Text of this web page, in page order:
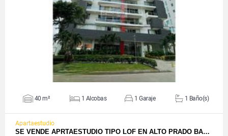
VER DETALLES
40 m² 1 Alcobas 1 Garaje 1 Baño(s)
Apartaestudio
SE VENDE APRTAESTUDIO TIPO LOF EN ALTO PRADO BA…